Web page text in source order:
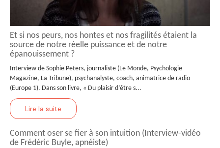
Et si nos peurs, nos hontes et nos fragilités étaient la
source de notre réelle puissance et de notre
épanouissement ?
Interview de Sophie Peters, journaliste (Le Monde, Psychologie
Magazine, La Tribune), psychanalyste, coach, animatrice de radio
(Europe 1). Dans son livre, « Du plaisir d’être s...
Lire la suite
Comment oser se fier à son intuition (Interview-vidéo
de Frédéric Buyle, apnéiste)